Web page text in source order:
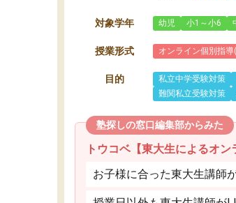
対象学年 幼児 小1～小6
授業形式 オンライン個別指導
目的 私立中学受験対策
難関私立受験対策
塾探しの窓口編集部からみた
トウコベ【東大生によるオ
お子様に合った東大生講師